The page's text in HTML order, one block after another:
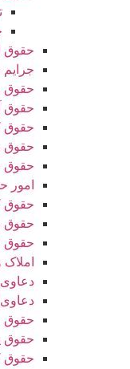
حقوق
حقوق
حقوق
حقوق
حقوق
حقوق
امور
حقوق
حقوق
حقوق
دعاوی اصل ۴۹
حقوق
حقوق
حقوق